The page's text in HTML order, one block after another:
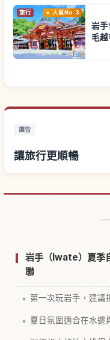
旅行 人氣No.3
岩手
毛越
廣告
讓旅行更順暢
岩手（Iwate）夏季
聯
第一次玩岩手，建議
夏日氛圍適合在水邊